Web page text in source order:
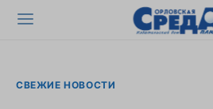
СВЕЖИЕ НОВОСТИ